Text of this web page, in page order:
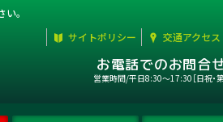
。
サイトポリシー
交通アクセス
お電話でのお問合
営業時間/平日8:30〜17:30［日祝・